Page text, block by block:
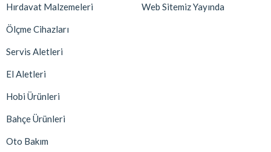
Hırdavat Malzemeleri
Ölçme Cihazları
Servis Aletleri
El Aletleri
Hobi Ürünleri
Bahçe Ürünleri
Oto Bakım
Web Sitemiz Yayında